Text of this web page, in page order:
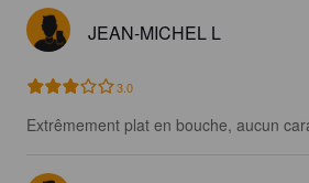
JEAN-MICHEL L
3.0
Extrêmement plat en bouche, aucun